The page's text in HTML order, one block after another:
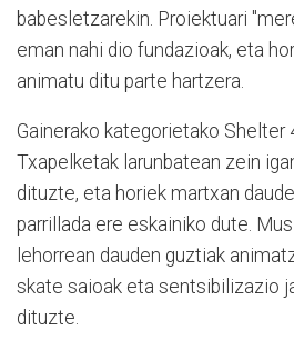
babesletzarekin. Proiektuari
eman nahi dio fundazioak, eta
animatu ditu parte hartzera.
Gainerako kategorietako Shelter
Txapelketak larunbatean zein
dituzte, eta horiek martxan
parrillada ere eskainiko dute.
lehorrean dauden guztiak
skate saioak eta sentsibilizazio
dituzte.